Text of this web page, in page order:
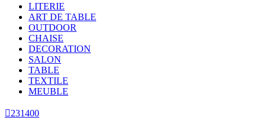
LITERIE
ART DE TABLE
OUTDOOR
CHAISE
DECORATION
SALON
TABLE
TEXTILE
MEUBLE
231400